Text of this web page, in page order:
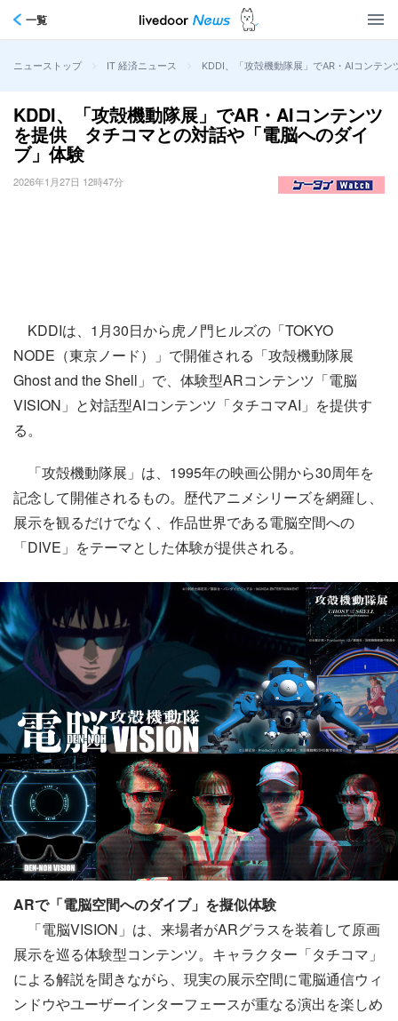
一覧
ニューストップ > IT 経済ニュース > KDDI、「攻殻機動隊展」でAR・AIコンテ
KDDI、「攻殻機動隊展」でAR・AIコンテンツ
を提供 タチコマとの対話や「電脳へのダイ
ブ」体験
2026年1月27日 12時47分
KDDIは、1月30日から虎ノ門ヒルズの「TOKYO
NODE（東京ノード）」で開催される「攻殻機動隊展
Ghost and the Shell」で、体験型ARコンテンツ「電脳
VISION」と対話型AIコンテンツ「タチコマAI」を提供す
る。
「攻殻機動隊展」は、1995年の映画公開から30周年を
記念して開催されるもの。歴代アニメシリーズを網羅し、
展示を観るだけでなく、作品世界である電脳空間への
「DIVE」をテーマとした体験が提供される。
ARで「電脳空間へのダイブ」を擬似体験
「電脳VISION」は、来場者がARグラスを装着して原画
展示を巡る体験型コンテンツ。キャラクター「タチコマ」
による解説を聞きながら、現実の展示空間に電脳通信ウィ
ンドウやユーザーインターフェースが重なる演出を楽しめ